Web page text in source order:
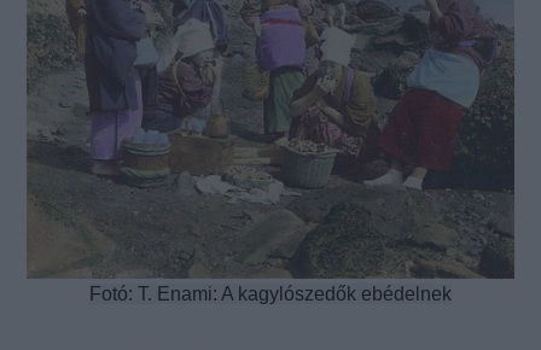
Fotó: T. Enami: A kagylószedők ebédelnek